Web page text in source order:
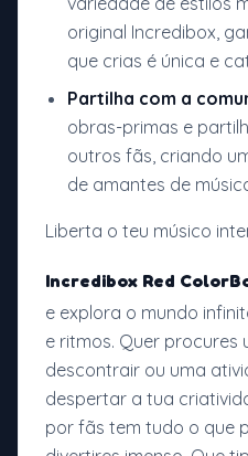
original Incredibox,
que crias é única e
Partilha com a
obras-primas e
outros fãs, criando
de amantes de
Liberta o teu músico
Incredibox Red
e explora o mundo
e ritmos. Quer
descontrair ou uma
despertar a tua
por fãs tem tudo o que